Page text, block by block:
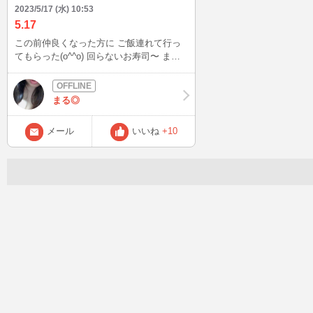
2023/5/17 (水) 10:53
5.17
この前仲良くなった方に ご飯連れて行っ
てもらった(o^^o) 回らないお寿司〜 また
る！
まる◎
メール いいね +10